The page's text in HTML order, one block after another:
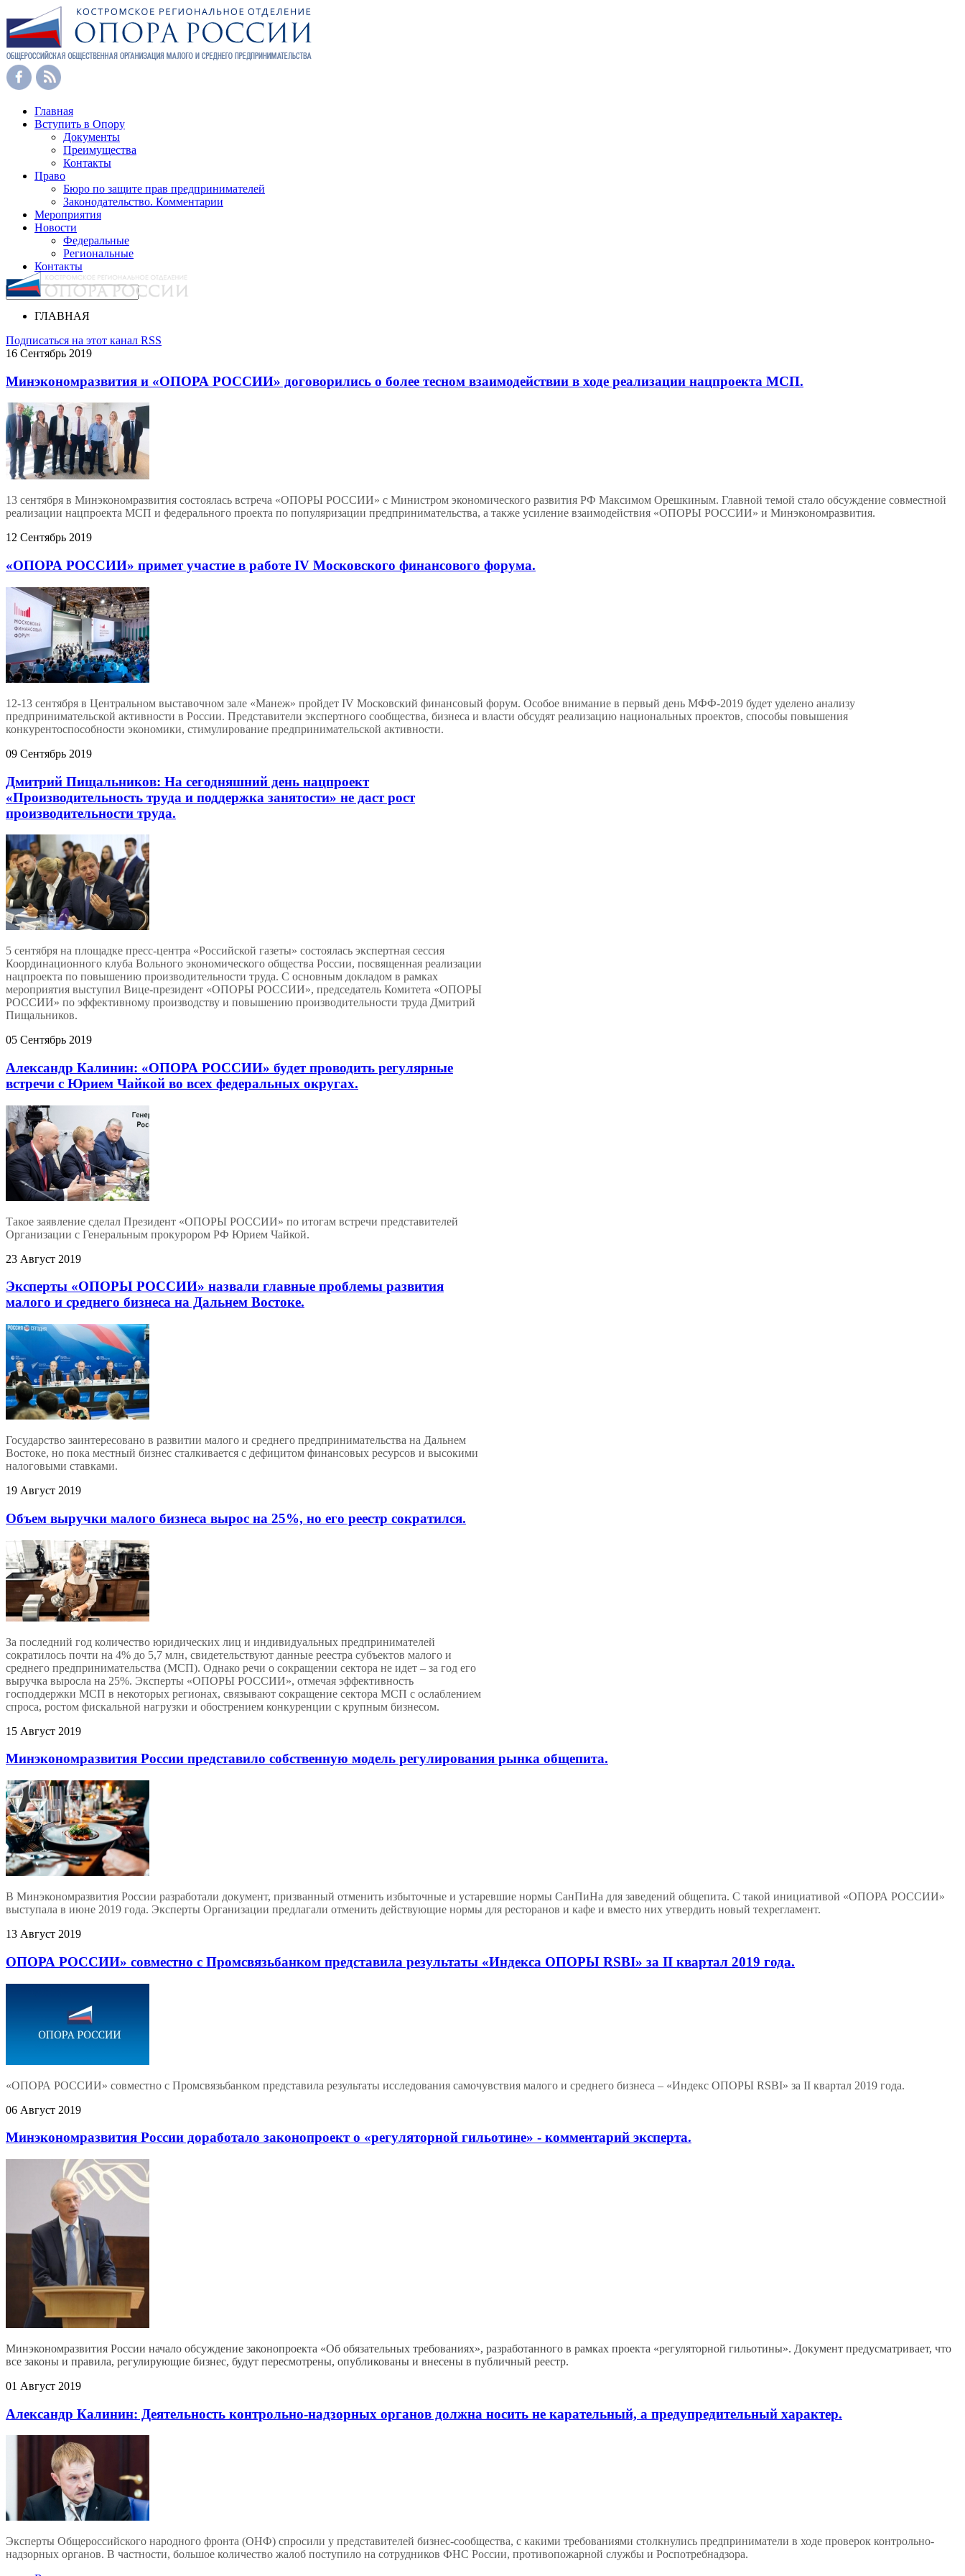
Главная
Вступить в Опору
Документы
Преимущества
Контакты
Право
Бюро по защите прав предпринимателей
Законодательство. Комментарии
Мероприятия
Новости
Федеральные
Региональные
Контакты
ГЛАВНАЯ
Подписаться на этот канал RSS
16 Сентябрь 2019
Минэкономразвития и «ОПОРА РОССИИ» договорились о более тесном взаимодействии в ходе реализации нацпроекта МСП.
13 сентября в Минэкономразвития состоялась встреча «ОПОРЫ РОССИИ» с Министром экономического развития РФ Максимом Орешкиным. Главной темой стало обсуждение совместной
реализации нацпроекта МСП и федерального проекта по популяризации предпринимательства, а также усиление взаимодействия «ОПОРЫ РОССИИ» и Минэкономразвития.
12 Сентябрь 2019
«ОПОРА РОССИИ» примет участие в работе IV Московского финансового форума.
12-13 сентября в Центральном выставочном зале «Манеж» пройдет IV Московский финансовый форум. Особое внимание в первый день МФФ-2019 будет уделено анализу
предпринимательской активности в России. Представители экспертного сообщества, бизнеса и власти обсудят реализацию национальных проектов, способы повышения
конкурентоспособности экономики, стимулирование предпринимательской активности.
09 Сентябрь 2019
Дмитрий Пищальников: На сегодняшний день нацпроект
«Производительность труда и поддержка занятости» не даст рост
производительности труда.
5 сентября на площадке пресс-центра «Российской газеты» состоялась экспертная сессия
Координационного клуба Вольного экономического общества России, посвященная реализации
нацпроекта по повышению производительности труда. С основным докладом в рамках
мероприятия выступил Вице-президент «ОПОРЫ РОССИИ», председатель Комитета «ОПОРЫ
РОССИИ» по эффективному производству и повышению производительности труда Дмитрий
Пищальников.
05 Сентябрь 2019
Александр Калинин: «ОПОРА РОССИИ» будет проводить регулярные
встречи с Юрием Чайкой во всех федеральных округах.
Такое заявление сделал Президент «ОПОРЫ РОССИИ» по итогам встречи представителей
Организации с Генеральным прокурором РФ Юрием Чайкой.
23 Август 2019
Эксперты «ОПОРЫ РОССИИ» назвали главные проблемы развития
малого и среднего бизнеса на Дальнем Востоке.
Государство заинтересовано в развитии малого и среднего предпринимательства на Дальнем
Востоке, но пока местный бизнес сталкивается с дефицитом финансовых ресурсов и высокими
налоговыми ставками.
19 Август 2019
Объем выручки малого бизнеса вырос на 25%, но его реестр сократился.
За последний год количество юридических лиц и индивидуальных предпринимателей
сократилось почти на 4% до 5,7 млн, свидетельствуют данные реестра субъектов малого и
среднего предпринимательства (МСП). Однако речи о сокращении сектора не идет – за год его
выручка выросла на 25%. Эксперты «ОПОРЫ РОССИИ», отмечая эффективность
господдержки МСП в некоторых регионах, связывают сокращение сектора МСП с ослаблением
спроса, ростом фискальной нагрузки и обострением конкуренции с крупным бизнесом.
15 Август 2019
Минэкономразвития России представило собственную модель регулирования рынка общепита.
В Минэкономразвития России разработали документ, призванный отменить избыточные и устаревшие нормы СанПиНа для заведений общепита. С такой инициативой «ОПОРА РОССИИ»
выступала в июне 2019 года. Эксперты Организации предлагали отменить действующие нормы для ресторанов и кафе и вместо них утвердить новый техрегламент.
13 Август 2019
ОПОРА РОССИИ» совместно с Промсвязьбанком представила результаты «Индекса ОПОРЫ RSBI» за II квартал 2019 года.
«ОПОРА РОССИИ» совместно с Промсвязьбанком представила результаты исследования самочувствия малого и среднего бизнеса – «Индекс ОПОРЫ RSBI» за II квартал 2019 года.
06 Август 2019
Минэкономразвития России доработало законопроект о «регуляторной гильотине» - комментарий эксперта.
Минэкономразвития России начало обсуждение законопроекта «Об обязательных требованиях», разработанного в рамках проекта «регуляторной гильотины». Документ предусматривает, что
все законы и правила, регулирующие бизнес, будут пересмотрены, опубликованы и внесены в публичный реестр.
01 Август 2019
Александр Калинин: Деятельность контрольно-надзорных органов должна носить не карательный, а предупредительный характер.
Эксперты Общероссийского народного фронта (ОНФ) спросили у представителей бизнес-сообщества, с какими требованиями столкнулись предприниматели в ходе проверок контрольно-
надзорных органов. В частности, большое количество жалоб поступило на сотрудников ФНС России, противопожарной службы и Роспотребнадзора.